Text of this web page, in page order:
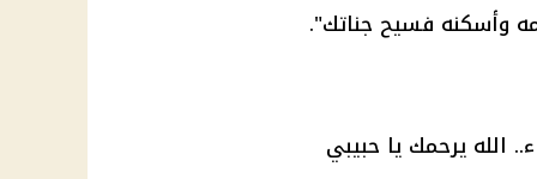
وأسكنه فسيح جناتك".
يرحمك يا حبيبي